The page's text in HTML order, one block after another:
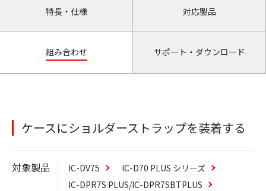
特長・仕様 対応製品
組み合わせ サポート・ダウンロード
ケースにショルダーストラップを装着する
対象製品 IC-DV75 IC-D70 PLUS シリーズ
IC-DPR7S PLUS/IC-DPR7SBTPLUS